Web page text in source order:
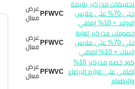
مذركير بقيمة
حتى 70% على ملابس
+ 10% إضافي
PFWVCعرض
فعال
مذركير لغاية
حتى 70% على ملابس
+ 10% إضافي
PFWVCعرض
فعال
كود خصم مذركير 10%
على لوازم الإرضاع PFWVCعرض
فعال